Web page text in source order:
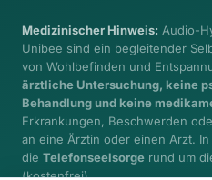
Medizinischer Hinweis: Audio-
Unibee sind ein begleitender
von Wohlbefinden und
ärztliche Untersuchung, keine
Behandlung und keine
Erkrankungen, Beschwerden
an eine Ärztin oder einen Arzt.
die Telefonseelsorge rund um
(kostenfrei).